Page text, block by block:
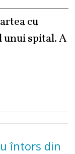
cu
unui spital. A
întors din